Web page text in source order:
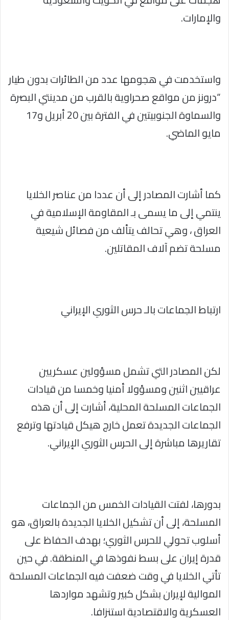
والإمارات.
واستخدمت في هجومها عدد من الطائرات بدون طيار
“درونز من مواقع صحراوية بالقرب من مدينتي البصرة
والسماوة الجنوبيتين في الفترة بين 20 أبريل و17
مايو الماضي.
كما أشارت المصادر إلى أن عددا من عناصر الخلايا
ينتمي إلى ما يسمى بـ المقاومة الإسلامية في
العراق ، وهي تحالف يتألف من فصائل شيعية
مسلحة تضم آلاف المقاتلين.
ارتباط الجماعات بالـ حرس الثوري الإيراني
لكن المصادر التي تشمل مسؤولين عسكريين
عراقيين اثنين ومسؤولا أمنيا وخمسا من قيادات
الجماعات المسلحة المحلية، أشارت إلى أن هذه
الجماعات الجديدة تعمل خارج هيكل قيادتها وترفع
تقاريرها مباشرة إلى الحرس الثوري الإيراني.
بدورها، لفتت القيادات الخمس من الجماعات
المسلحة، إلى أن تشكيل الخلايا الجديدة بالعراق، هو
أسلوب تحولي للحرس الثوري؛ بهدف الحفاظ على
قدرة إيران على بسط نفوذها في المنطقة. في حين
تأتي الخلايا في وقت ضعفت فيه الجماعات المسلحة
الموالية لإيران بشكل كبير وتشهد مواردها
العسكرية والاقتصادية استنزافا.